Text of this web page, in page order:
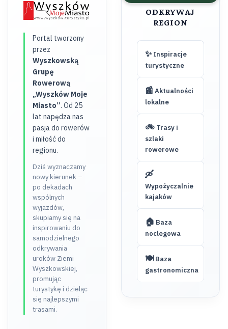
Portal tworzony
przez
Wyszkowską
Grupę
Rowerową
„Wyszków Moje
Miasto”. Od 25
lat napędza nas
pasja do rowerów
i miłość do
regionu.
Dziś wyznaczamy
nowy kierunek –
po dekadach
wspólnych
wyjazdów,
skupiamy się na
inspirowaniu do
samodzielnego
odkrywania
uroków Ziemi
Wyszkowskiej,
promując
turystykę i dzieląc
się najlepszymi
trasami.
ODKRYWAJ
REGION
✨Inspiracje
turystyczne
📰 Aktualności
lokalne
🚲Trasy i
szlaki
rowerowe
🛶
Wypożyczalnie
kajaków
🏠 Baza
noclegowa
🍽️Baza
gastronomiczna